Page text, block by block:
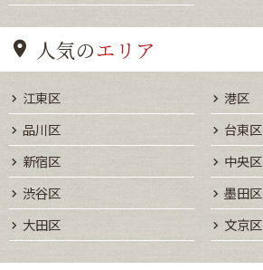
人気のエリア
江東区
港区
品川区
台東区
新宿区
中央区
渋谷区
墨田区
大田区
文京区